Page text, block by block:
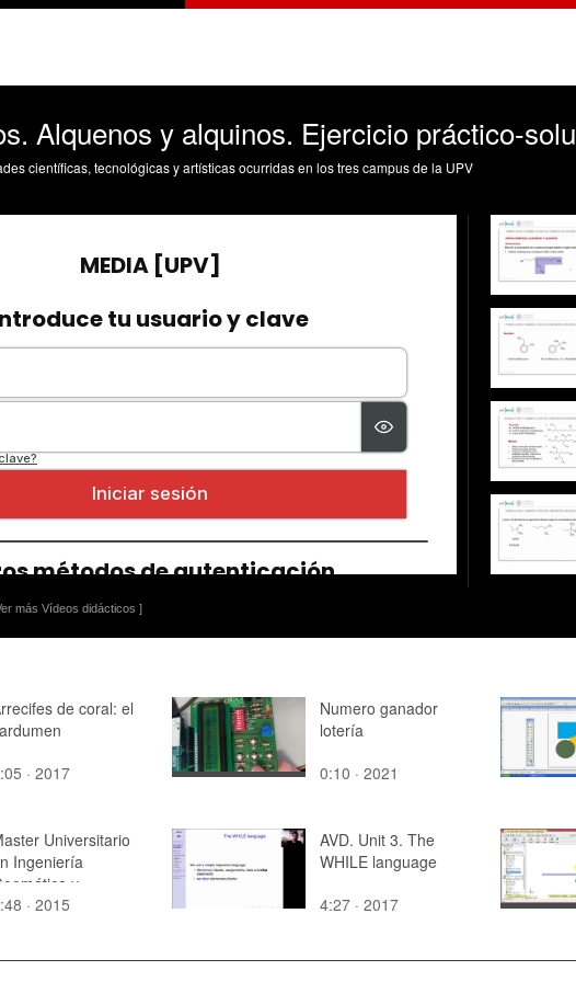
Alquenos y alquinos. Ejercicio práctico-
científicas, tecnológicas y artísticas ocurridas en los tres campus de la UPV
más Vídeos didácticos ]
de coral: el
· 2017
Numero ganador
lotería
0:10 · 2021
Universitario
Ingeniería
y
· 2015
AVD. Unit 3. The
WHILE language
4:27 · 2017